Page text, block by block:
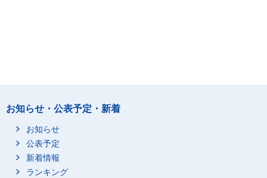
お知らせ・公表予定・新着
お知らせ
公表予定
新着情報
ランキング